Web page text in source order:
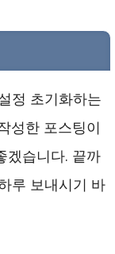
정 초기화하는
성한 포스팅이
겠습니다. 끝까
루 보내시기 바